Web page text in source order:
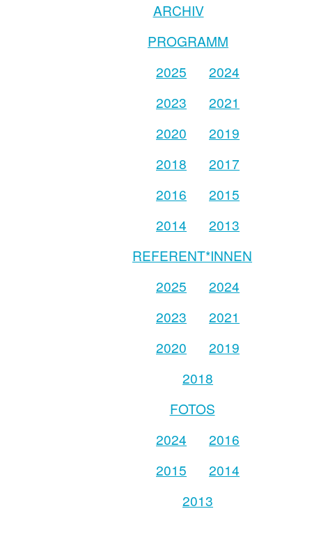
ARCHIV
PROGRAMM
2025
2024
2023
2021
2020
2019
2018
2017
2016
2015
2014
2013
REFERENT*INNEN
2025
2024
2023
2021
2020
2019
2018
FOTOS
2024
2016
2015
2014
2013